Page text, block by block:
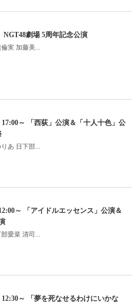
NGT48劇場 5周年記念公演
実 加藤美...
17:00～ 「西荻」公演＆「十人十色」公
あ 日下部...
～ 「アイドルエッセンス」公演＆
愛菜 清司...
12:30～ 「夢を死なせるわけにいかな